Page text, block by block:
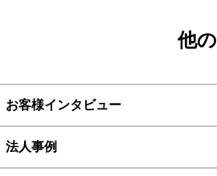
他
お客様インタビュー
法人事例